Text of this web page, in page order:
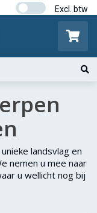
Gratis
landsvlag en
nemen u mee naar
u wellicht nog bij